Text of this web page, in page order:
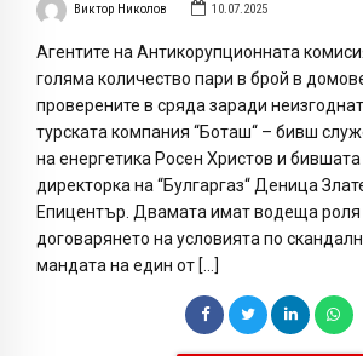
Виктор Николов 10.07.2025
Агентите на Антикорупционната
голяма количество пари в брой в
проверените в сряда заради
турската компания “Боташ“ – бивш
на енергетика Росен Христов и
директорка на “Булгаргаз“ Деница
Епицентър. Двамата имат водеща роля
договарянето на условията по
мандата на един от […]